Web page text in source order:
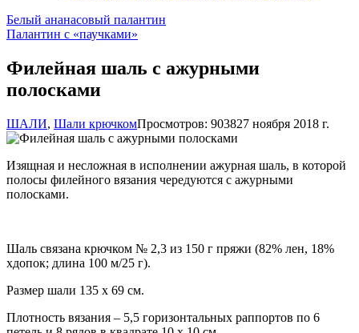
Белый ананасовый палантин
Палантин с «паучками»
Филейная шаль с ажурными
полосками
ШАЛИ, Шали крючкомПросмотров: 903827 ноября 2018 г.
Изящная и несложная в исполнении ажурная шаль, в которой
полосы филейного вязания чередуются с ажурными
полосками.
Шаль связана крючком № 2,3 из 150 г пряжи (82% лен, 18%
хдопок; длина 100 м/25 г).
Размер шали 135 х 69 см.
Плотность вязания – 5,5 горизонтальных раппортов по 6